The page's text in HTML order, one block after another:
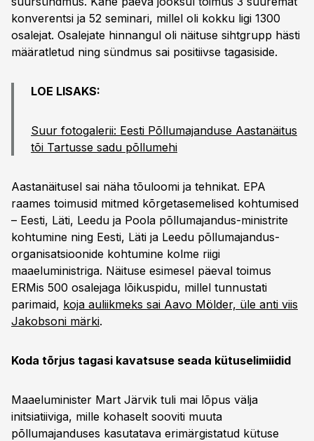
konverentsi ja 52 seminari, millel oli kokku ligi 1300
osalejat. Osalejate hinnangul oli näituse sihtgrupp hästi
määratletud ning sündmus sai positiivse tagasiside.
LOE LISAKS:
Suur fotogalerii: Eesti Põllumajanduse Aastanäitus
tõi Tartusse sadu põllumehi
Aastanäitusel sai näha tõuloomi ja tehnikat. EPA
raames toimusid mitmed kõrgetasemelised kohtumised
– Eesti, Läti, Leedu ja Poola põllumajandus-ministrite
kohtumine ning Eesti, Läti ja Leedu põllumajandus-
organisatsioonide kohtumine kolme riigi
maaeluministriga. Näituse esimesel päeval toimus
ERMis 500 osalejaga lõikuspidu, millel tunnustati
parimaid, koja auliikmeks sai Aavo Mölder, üle anti viis
Jakobsoni märki.
Koda tõrjus tagasi kavatsuse seada kütuselimiidid
Maaeluminister Mart Järvik tuli mai lõpus välja
initsiatiiviga, mille kohaselt sooviti muuta
põllumajanduses kasutatava erimärgistatud kütuse